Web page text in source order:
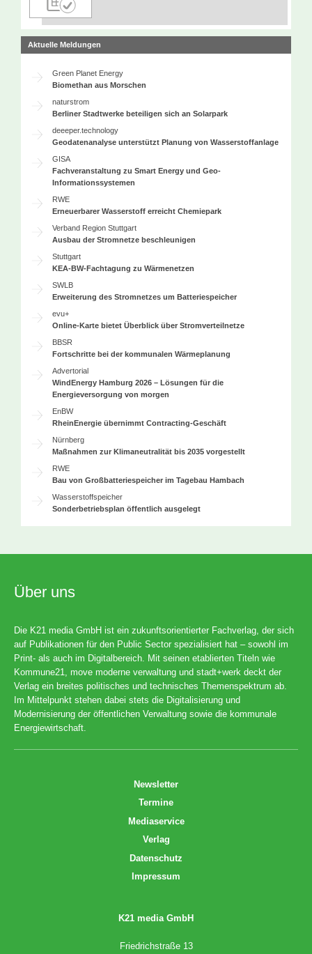
Aktuelle Meldungen
Green Planet Energy
Biomethan aus Morschen
naturstrom
Berliner Stadtwerke beteiligen sich an Solarpark
deeeper.technology
Geodatenanalyse unterstützt Planung von Wasserstoffanlage
GISA
Fachveranstaltung zu Smart Energy und Geo-
Informationssystemen
RWE
Erneuerbarer Wasserstoff erreicht Chemiepark
Verband Region Stuttgart
Ausbau der Stromnetze beschleunigen
Stuttgart
KEA-BW-Fachtagung zu Wärmenetzen
SWLB
Erweiterung des Stromnetzes um Batteriespeicher
evu+
Online-Karte bietet Überblick über Stromverteilnetze
BBSR
Fortschritte bei der kommunalen Wärmeplanung
Advertorial
WindEnergy Hamburg 2026 – Lösungen für die
Energieversorgung von morgen
EnBW
RheinEnergie übernimmt Contracting-Geschäft
Nürnberg
Maßnahmen zur Klimaneutralität bis 2035 vorgestellt
RWE
Bau von Großbatteriespeicher im Tagebau Hambach
Wasserstoffspeicher
Sonderbetriebsplan öffentlich ausgelegt
Über uns
Die K21 media GmbH ist ein zukunftsorientierter Fachverlag, der sich
auf Publikationen für den Public Sector spezialisiert hat – sowohl im
Print- als auch im Digitalbereich. Mit seinen etablierten Titeln wie
Kommune21, move moderne verwaltung und stadt+werk deckt der
Verlag ein breites politisches und technisches Themenspektrum ab.
Im Mittelpunkt stehen dabei stets die Digitalisierung und
Modernisierung der öffentlichen Verwaltung sowie die kommunale
Energiewirtschaft.
Newsletter
Termine
Mediaservice
Verlag
Datenschutz
Impressum
K21 media GmbH
Friedrichstraße 13